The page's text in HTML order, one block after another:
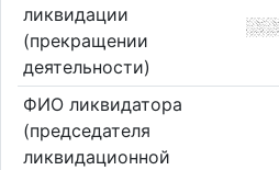
ликвидации
(прекращении
деятельности)
ФИО ликвидатора
(председателя
ликвидационной